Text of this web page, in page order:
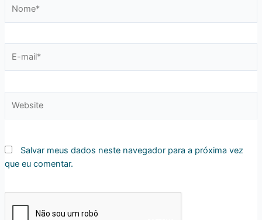
mail*
Salvar meus dados neste navegador para a próxima vez
que eu comentar.